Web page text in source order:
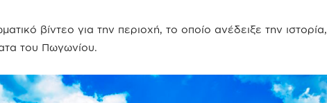
βίντεο για την περιοχή, το οποίο ανέδειξε την ιστορία,
του Πωγωνίου.